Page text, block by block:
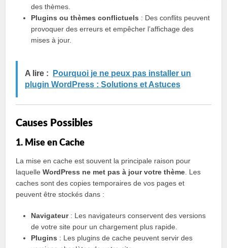
des thèmes.
Plugins ou thèmes conflictuels : Des conflits peuvent
provoquer des erreurs et empêcher l’affichage des
mises à jour.
A lire :
Pourquoi je ne peux pas installer un
plugin WordPress : Solutions et Astuces
Causes Possibles
1. Mise en Cache
La mise en cache est souvent la principale raison pour
laquelleWordPress ne met pas à jour votre thème . Les
caches sont des copies temporaires de vos pages et
peuvent être stockés dans :
Navigateur: Les navigateurs conservent des versions
de votre site pour un chargement plus rapide.
Plugins : Les plugins de cache peuvent servir des